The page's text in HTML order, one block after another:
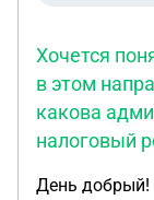
Хочется
в этом
какова
налоговый
День добрый!